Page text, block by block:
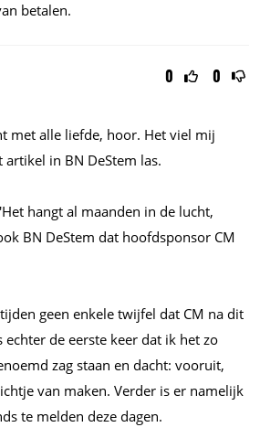
betalen.
0 0
met alle liefde, hoor. Het viel mij
in BN DeStem las.
hangt al maanden in de lucht,
BN DeStem dat hoofdsponsor CM
geen enkele twijfel dat CM na dit
echter de eerste keer dat ik het zo
zag staan en dacht: vooruit,
van maken. Verder is er namelijk
te melden deze dagen.